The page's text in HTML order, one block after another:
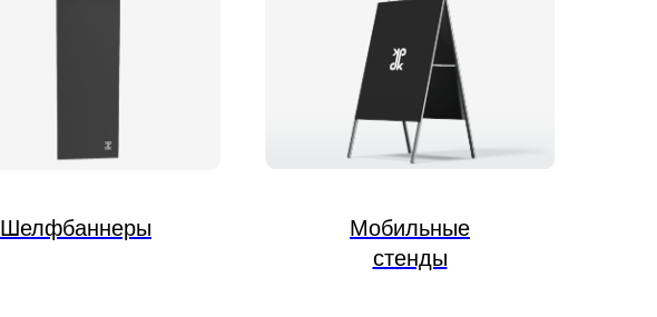
Шелфбаннеры
Мобильные
стенды